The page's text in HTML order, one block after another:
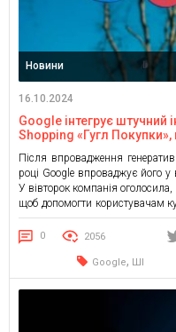
Новини
16.10.2024
Google інтегрує штучний
Shopping «Гугл
Після впровадження
році Google впроваджує його
У вівторок компанія
щоб допомогти користувачам
вони шукають. Він також
персоналізованих продуктів,
0 2056
Google, ШІ